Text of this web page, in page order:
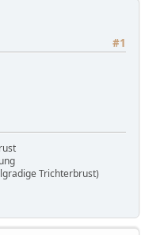
#1
Trichterbrust)